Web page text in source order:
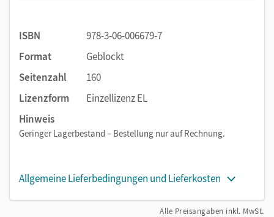
ISBN
978-3-06-006679-7
Format
Geblockt
Seitenzahl
160
Lizenzform
Einzellizenz EL
Hinweis
Geringer Lagerbestand – Bestellung nur auf Rechnung.
Allgemeine Lieferbedingungen und Lieferkosten
Alle Preisangaben inkl. MwSt.